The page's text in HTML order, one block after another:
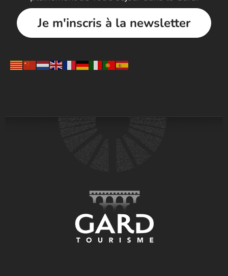
Je m'inscris à la newsletter